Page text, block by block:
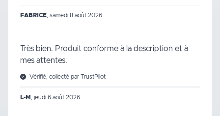
FABRICE samedi 8 août 2026
Très bien. Produit conforme à la description et à
mes attentes.
Vérifié, collecté par TrustPilot
L-M jeudi 6 août 2026